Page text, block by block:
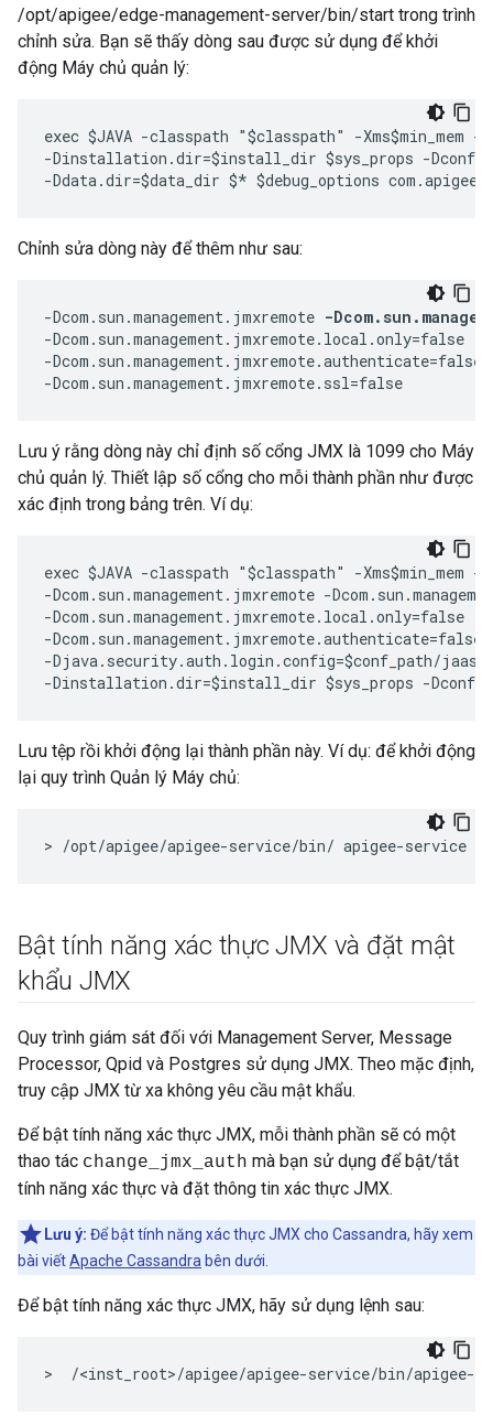
/opt/apigee/edge-management-server/bin/start trong trình
chỉnh sửa. Bạn sẽ thấy dòng sau được sử dụng để khởi
động Máy chủ quản lý:
exec $JAVA -classpath "$classpath" -
-Dinstallation.dir=$install_dir $sys_props -
-Ddata.dir=$data_dir $* $debug_options
Chỉnh sửa dòng này để thêm như sau:
-Dcom.sun.management.jmxremote -
-Dcom.sun.management.jmxremote.local.only=false
-Dcom.sun.management.jmxremote.authenticate=false
-Dcom.sun.management.jmxremote.ssl=false
Lưu ý rằng dòng này chỉ định số cổng JMX là 1099 cho Máy
chủ quản lý. Thiết lập số cổng cho mỗi thành phần như được
xác định trong bảng trên. Ví dụ:
exec $JAVA -classpath "$classpath" -Xms$min_mem -
-Dcom.sun.management.jmxremote -
-Dcom.sun.management.jmxremote.local.only=false
-
-Djava.security.auth.login.config=$conf_path/
-Dinstallation.dir=$install_dir $sys_props -
Lưu tệp rồi khởi động lại thành phần này. Ví dụ: để khởi động
lại quy trình Quản lý Máy chủ:
> /opt/apigee/apigee-service/bin/ apigee-service
Bật tính năng xác thực JMX và đặt mật
khẩu JMX
Quy trình giám sát đối với Management Server, Message
Processor, Qpid và Postgres sử dụng JMX. Theo mặc định,
truy cập JMX từ xa không yêu cầu mật khẩu.
Để bật tính năng xác thực JMX, mỗi thành phần sẽ có một
thao tác change_jmx_auth mà bạn sử dụng để bật/tắt
tính năng xác thực và đặt thông tin xác thực JMX.
Lưu ý: Để bật tính năng xác thực JMX cho Cassandra, hãy xem
bài viếtApache Cassandra bên dưới.
Để bật tính năng xác thực JMX, hãy sử dụng lệnh sau:
>  /<inst_root>/apigee/apigee-service/bin/apigee-